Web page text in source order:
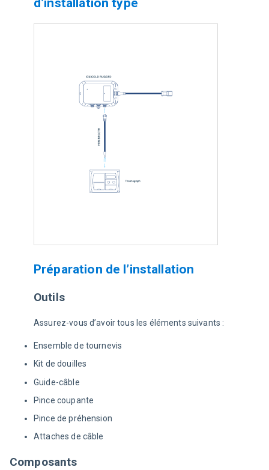
d’installation type
Préparation de l’installation
Outils
Assurez-vous d’avoir tous les éléments suivants :
Ensemble de tournevis
Kit de douilles
Guide-câble
Pince coupante
Pince de préhension
Attaches de câble
Composants